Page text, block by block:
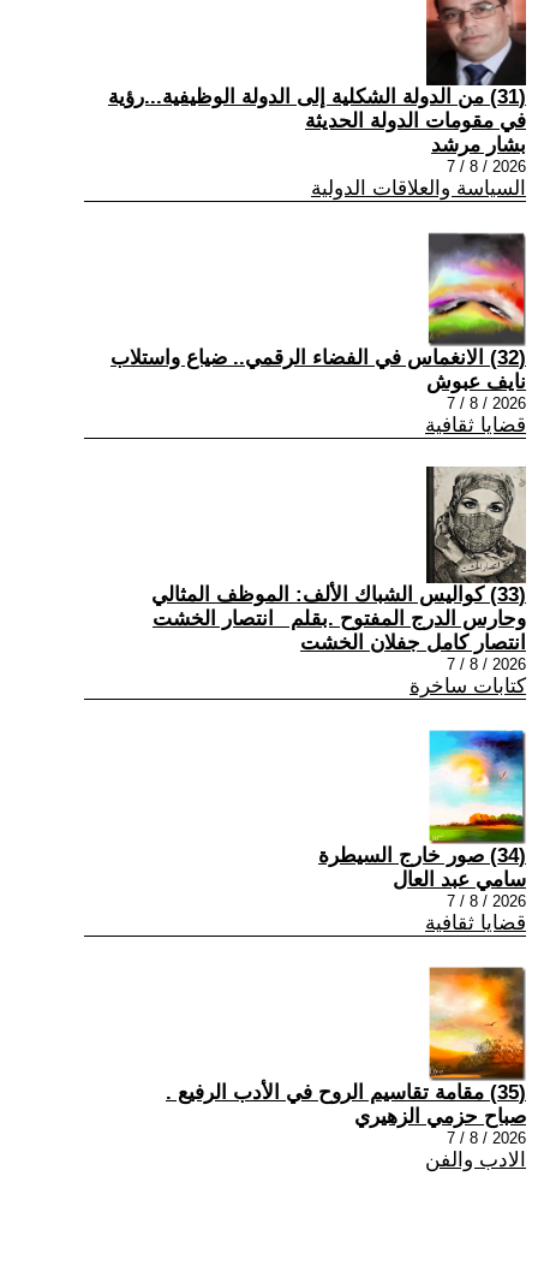
(31) من الدولة الشكلية إلى الدولة الوظيفية...رؤية
في مقومات الدولة الحديثة
بشار مرشد
2026 / 8 / 7
السياسة والعلاقات الدولية
(32) الانغماس في الفضاء الرقمي.. ضياع واستلاب
نايف عبوش
2026 / 8 / 7
قضايا ثقافية
(33) كواليس الشباك الألف: الموظف المثالي
وحارس الدرج المفتوح .بقلم _انتصار الخشت
انتصار كامل جفلان الخشت
2026 / 8 / 7
كتابات ساخرة
(34) صور خارج السيطرة
سامي عبد العال
2026 / 8 / 7
قضايا ثقافية
(35) مقامة تقاسيم الروح في الأدب الرفيع .
صباح حزمي الزهيري
2026 / 8 / 7
الادب والفن